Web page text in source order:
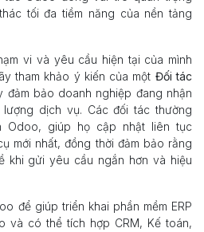
tối đa tiềm năng của nền tảng
vi và yêu cầu hiện tại của mình
tham khảo ý kiến của một Đối tác
đảm bảo doanh nghiệp đang nhận
dịch vụ. Các đối tác thường
Odoo, giúp họ cập nhật liên tục
mới nhất, đồng thời đảm bảo rằng
khi gửi yêu cầu ngắn hơn và hiệu
để giúp triển khai phần mềm ERP
và có thể tích hợp CRM, Kế toán,